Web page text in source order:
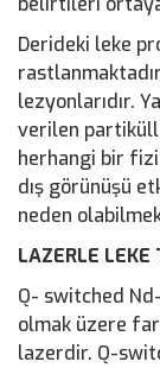
Derideki leke
lezyonlarıdır.
verilen
herhangi bir
dış görünüşü
neden
LAZERLE LEKE
Q- switched
olmak üzere
lazerdir. Q-